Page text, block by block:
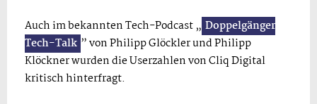
Auch im bekannten Tech-Podcast „ Doppelgänger
Tech-Talk ” von Philipp Glöckler und Philipp
Klöckner wurden die Userzahlen von Cliq Digital
kritisch hinterfragt.